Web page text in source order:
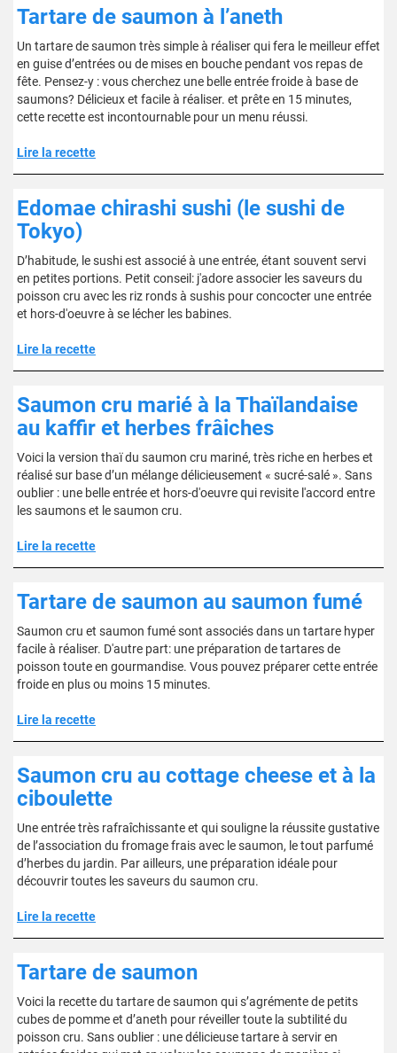
Tartare de saumon à l’aneth
Un tartare de saumon très simple à réaliser qui fera le meilleur effet
en guise d’entrées ou de mises en bouche pendant vos repas de
fête. Pensez-y : vous cherchez une belle entrée froide à base de
saumons? Délicieux et facile à réaliser. et prête en 15 minutes,
cette recette est incontournable pour un menu réussi.
Lire la recette
Edomae chirashi sushi (le sushi de
Tokyo)
D’habitude, le sushi est associé à une entrée, étant souvent servi
en petites portions. Petit conseil: j'adore associer les saveurs du
poisson cru avec les riz ronds à sushis pour concocter une entrée
et hors-d'oeuvre à se lécher les babines.
Lire la recette
Saumon cru marié à la Thaïlandaise
au kaffir et herbes frâiches
Voici la version thaï du saumon cru mariné, très riche en herbes et
réalisé sur base d’un mélange délicieusement « sucré-salé ». Sans
oublier : une belle entrée et hors-d'oeuvre qui revisite l'accord entre
les saumons et le saumon cru.
Lire la recette
Tartare de saumon au saumon fumé
Saumon cru et saumon fumé sont associés dans un tartare hyper
facile à réaliser. D'autre part: une préparation de tartares de
poisson toute en gourmandise. Vous pouvez préparer cette entrée
froide en plus ou moins 15 minutes.
Lire la recette
Saumon cru au cottage cheese et à la
ciboulette
Une entrée très rafraîchissante et qui souligne la réussite gustative
de l’association du fromage frais avec le saumon, le tout parfumé
d’herbes du jardin. Par ailleurs, une préparation idéale pour
découvrir toutes les saveurs du saumon cru.
Lire la recette
Tartare de saumon
Voici la recette du tartare de saumon qui s’agrémente de petits
cubes de pomme et d’aneth pour réveiller toute la subtilité du
poisson cru. Sans oublier : une délicieuse tartare à servir en